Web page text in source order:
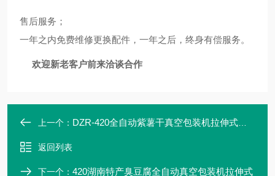
售后服务；
一年之内免费维修更换配件，一年之后，终身有偿服务。
欢迎新老客户前来洽谈合作
上一个： DZR-420全自动紫薯干真空包装机拉伸式定制
返回列表
下一个： 420湖南特产臭豆腐全自动真空包装机拉伸式